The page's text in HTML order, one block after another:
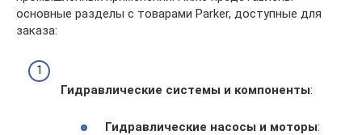
основные разделы с товарами Parker, доступные для
заказа:
Гидравлические системы и компоненты:
Гидравлические насосы и моторы: